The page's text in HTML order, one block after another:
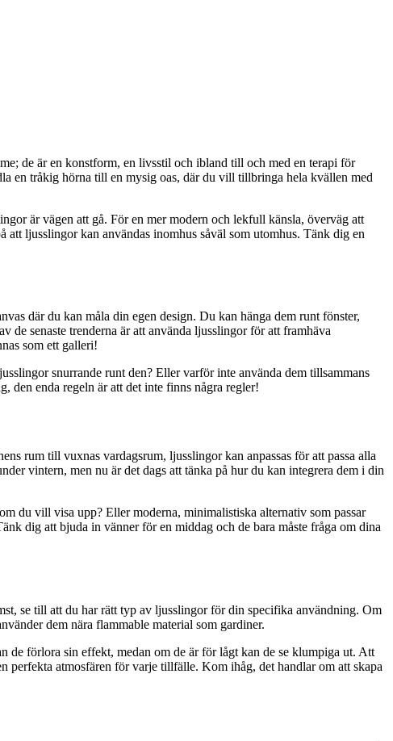
de är en konstform, en livsstil och ibland till och med en terapi för
en tråkig hörna till en mysig oas, där du vill tillbringa hela kvällen med
är vägen att gå. För en mer modern och lekfull känsla, överväg att
att ljusslingor kan användas inomhus såväl som utomhus. Tänk dig en
där du kan måla din egen design. Du kan hänga dem runt fönster,
senaste trenderna är att använda ljusslingor för att framhäva
som ett galleri!
snurrande runt den? Eller varför inte använda dem tillsammans
den enda regeln är att det inte finns några regler!
rum till vuxnas vardagsrum, ljusslingor kan anpassas för att passa alla
vintern, men nu är det dags att tänka på hur du kan integrera dem i din
du vill visa upp? Eller moderna, minimalistiska alternativ som passar
dig att bjuda in vänner för en middag och de bara måste fråga om dina
se till att du har rätt typ av ljusslingor för din specifika användning. Om
dem nära flammable material som gardiner.
de förlora sin effekt, medan om de är för lågt kan de se klumpiga ut. Att
perfekta atmosfären för varje tillfälle. Kom ihåg, det handlar om att skapa